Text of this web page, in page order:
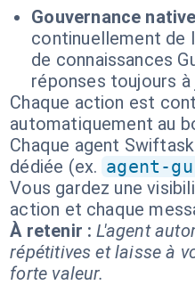
Gouvernance
continuellement de
de connaissances
réponses toujours à
Chaque action est
automatiquement au
Chaque agent
dédiée (ex. agent-
Vous gardez une
action et chaque
À retenir : L'agent
répétitives et laisse à
forte valeur.